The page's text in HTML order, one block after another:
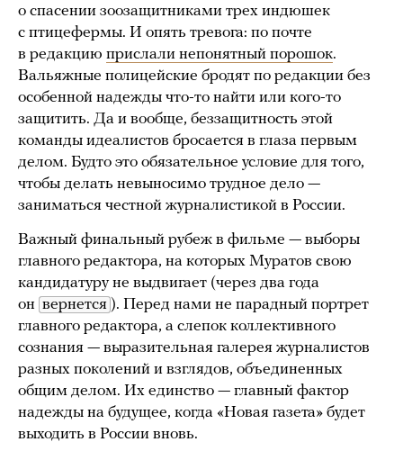
о спасении зоозащитниками трех индюшек
с птицефермы. И опять тревога: по почте
в редакцию прислали непонятный порошок.
Вальяжные полицейские бродят по редакции без
особенной надежды что-то найти или кого-то
защитить. Да и вообще, беззащитность этой
команды идеалистов бросается в глаза первым
делом. Будто это обязательное условие для того,
чтобы делать невыносимо трудное дело —
заниматься честной журналистикой в России.
Важный финальный рубеж в фильме — выборы
главного редактора, на которых Муратов свою
кандидатуру не выдвигает (через два года
он вернется ). Перед нами не парадный портрет
главного редактора, а слепок коллективного
сознания — выразительная галерея журналистов
разных поколений и взглядов, объединенных
общим делом. Их единство — главный фактор
надежды на будущее, когда «Новая газета» будет
выходить в России вновь.